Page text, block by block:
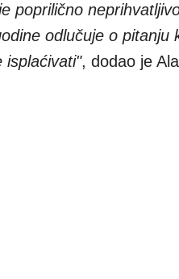
poprilično
odlučuje o
isplaćivati", dodao je